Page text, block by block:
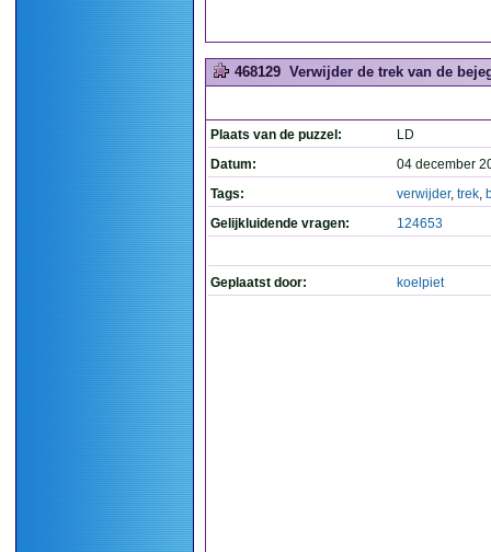
468129 Verwijder de trek van de
Plaats van de puzzel:
LD
Datum:
04 december
Tags:
verwijder, trek,
Gelijkluidende vragen:
124653
Geplaatst door: koelpiet